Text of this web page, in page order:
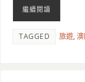
繼續閱讀
TAGGED 旅遊,